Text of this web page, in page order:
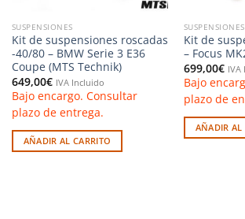
SUSPENSIONES
Kit de suspensiones roscadas
-40/80 – BMW Serie 3 E36
Coupe (MTS Technik)
649,00€ IVA Incluido
Bajo encargo. Consultar
plazo de entrega.
AÑADIR AL CARRITO
SUSPENSIONES
Kit de
– Focus
699,00€ IVA
Bajo
plazo de
AÑADIR AL